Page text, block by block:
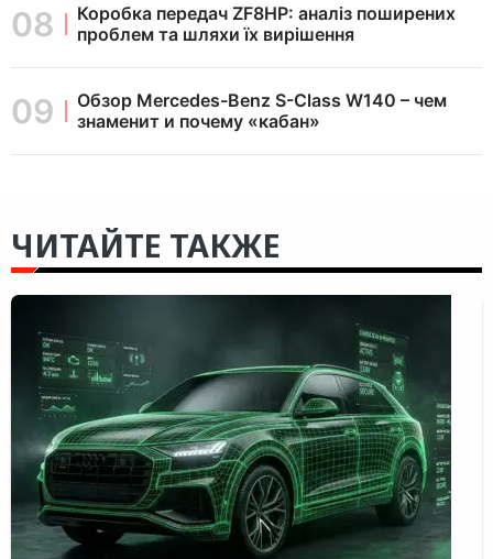
Коробка передач ZF8HP: аналіз поширених
проблем та шляхи їх вирішення
Обзор Mercedes-Benz S-Class W140 – чем
знаменит и почему «кабан»
ЧИТАЙТЕ ТАКЖЕ